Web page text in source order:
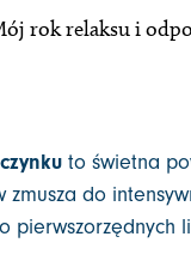
rok relaksu i
to świetna
zmusza do
pierwszorzędnych